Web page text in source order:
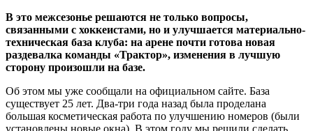
В это межсезонье решаются не только вопросы,
связанными с хоккеистами, но и улучшается материально-
техническая база клуба: на арене почти готова новая
раздевалка команды «Трактор», изменения в лучшую
сторону произошли на базе.
Об этом мы уже сообщали на официальном сайте. База
существует 25 лет. Два-три года назад была проделана
большая косметическая работа по улучшению номеров (были
установлены новые окна). В этом году мы решили сделать